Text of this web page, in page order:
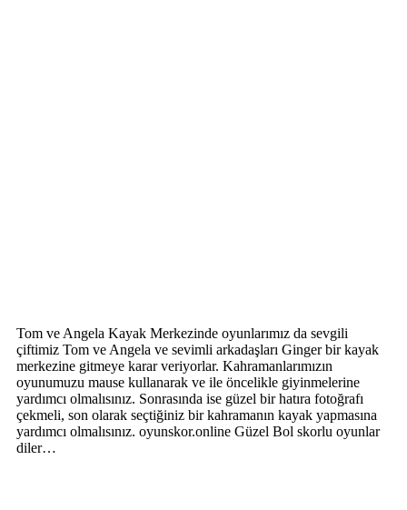
Tom ve Angela Kayak Merkezinde oyunlarımız da sevgili
çiftimiz Tom ve Angela ve sevimli arkadaşları Ginger bir kayak
merkezine gitmeye karar veriyorlar. Kahramanlarımızın
oyunumuzu mause kullanarak ve ile öncelikle giyinmelerine
yardımcı olmalısınız. Sonrasında ise güzel bir hatıra fotoğrafı
çekmeli, son olarak seçtiğiniz bir kahramanın kayak yapmasına
yardımcı olmalısınız. oyunskor.online Güzel Bol skorlu oyunlar
diler…